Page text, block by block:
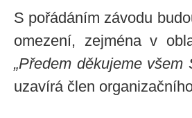
S pořádáním závodu
omezení, zejména v
„Předem děkujeme všem
uzavírá člen